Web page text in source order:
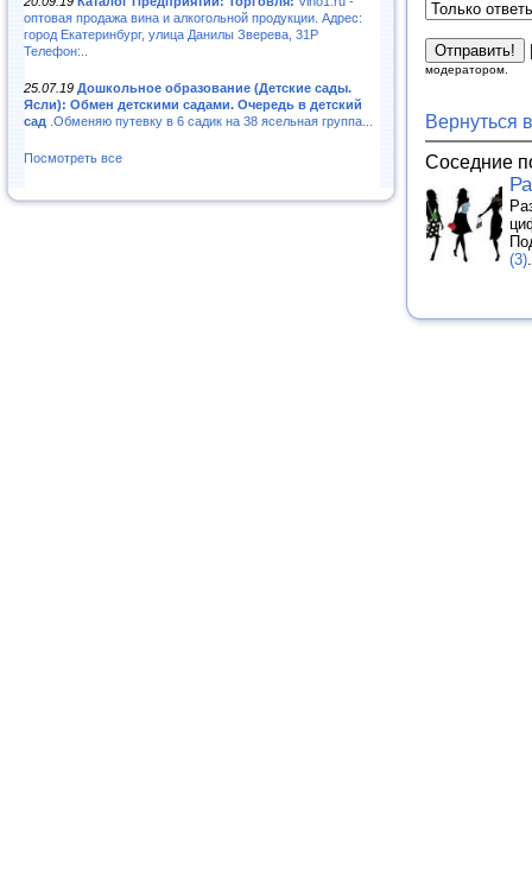
оптовая продажа вина и алкогольной продукции. Адрес:
город Екатеринбург, улица Данилы Зверева, 31Р
Телефон:..
25.07.19 Дошкольное образование (Детские сады.
Ясли): Обмен детскими садами. Очередь в детский
сад .Обменяю путевку в 6 садик на 38 ясельная группа...
Посмотреть все
модератором.
Вернуться
Соседние
(3)